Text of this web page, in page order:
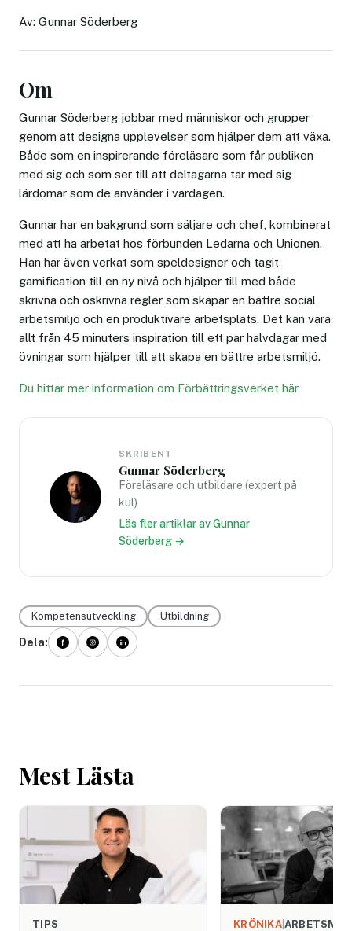
Av: Gunnar Söderberg
Om
Gunnar Söderberg jobbar med människor och grupper
genom att designa upplevelser som hjälper dem att växa.
Både som en inspirerande föreläsare som får publiken
med sig och som ser till att deltagarna tar med sig
lärdomar som de använder i vardagen.
Gunnar har en bakgrund som säljare och chef, kombinerat
med att ha arbetat hos förbunden Ledarna och Unionen.
Han har även verkat som speldesigner och tagit
gamification till en ny nivå och hjälper till med både
skrivna och oskrivna regler som skapar en bättre social
arbetsmiljö och en produktivare arbetsplats. Det kan vara
allt från 45 minuters inspiration till ett par halvdagar med
övningar som hjälper till att skapa en bättre arbetsmiljö.
Du hittar mer information om Förbättringsverket här
SKRIBENT
Gunnar Söderberg
Föreläsare och utbildare (expert på
kul)
Läs fler artiklar av Gunnar
Söderberg →
Kompetensutveckling Utbildning
Dela:
Mest Lästa
TIPS KRÖNIKA|